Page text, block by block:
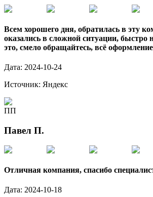
Всем хорошего дня, обратилась в эту
оказались в сложной ситуации, быстро
это, смело обращайтесь, всё
Дата: 2024-10-24
Источник: Яндекс
ПП
Павел П.
Отличная компания, спасибо
Дата: 2024-10-18